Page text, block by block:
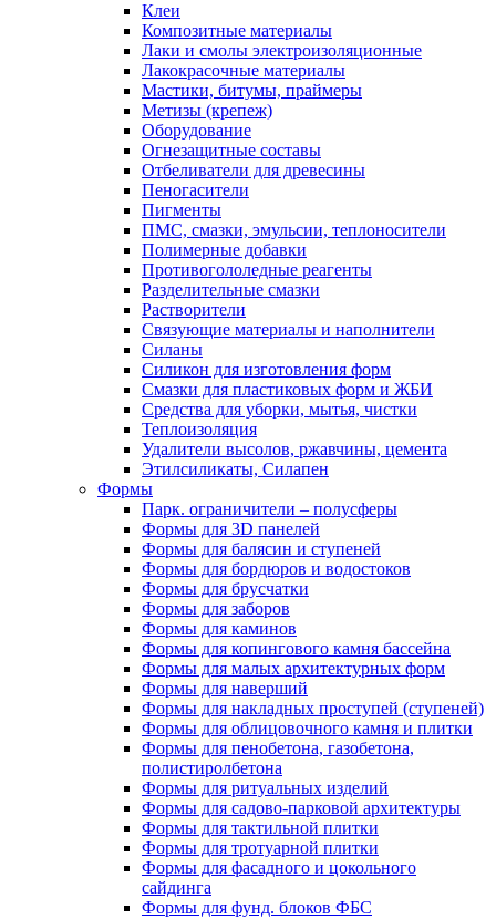
Клеи
Композитные материалы
Лаки и смолы электроизоляционные
Лакокрасочные материалы
Мастики, битумы, праймеры
Метизы (крепеж)
Оборудование
Огнезащитные составы
Отбеливатели для древесины
Пеногасители
Пигменты
ПМС, смазки, эмульсии, теплоносители
Полимерные добавки
Противогололедные реагенты
Разделительные смазки
Растворители
Связующие материалы и наполнители
Силаны
Силикон для изготовления форм
Смазки для пластиковых форм и ЖБИ
Средства для уборки, мытья, чистки
Теплоизоляция
Удалители высолов, ржавчины, цемента
Этилсиликаты, Силапен
Формы
Парк. ограничители – полусферы
Формы для 3D панелей
Формы для балясин и ступеней
Формы для бордюров и водостоков
Формы для брусчатки
Формы для заборов
Формы для каминов
Формы для копингового камня бассейна
Формы для малых архитектурных форм
Формы для наверший
Формы для накладных проступей (ступеней)
Формы для облицовочного камня и плитки
Формы для пенобетона, газобетона,
полистиролбетона
Формы для ритуальных изделий
Формы для садово-парковой архитектуры
Формы для тактильной плитки
Формы для тротуарной плитки
Формы для фасадного и цокольного
сайдинга
Формы для фунд. блоков ФБС